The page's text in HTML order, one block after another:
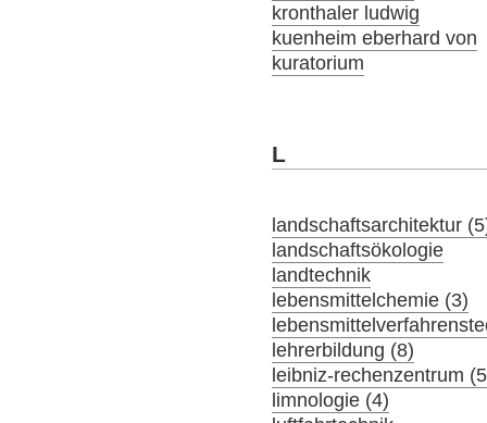
kronthaler ludwig
kuenheim eberhard von
kuratorium
L
landschaftsarchitektur
landschaftsökologie
landtechnik
lebensmittelchemie (3)
lehrerbildung (8)
leibniz-rechenzentrum
limnologie (4)